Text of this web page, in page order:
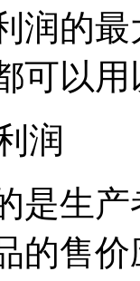
润的
可以
润
生产
的售